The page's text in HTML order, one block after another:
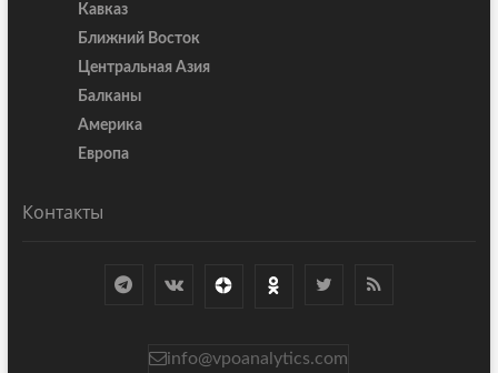
Кавказ
Ближний Восток
Центральная Азия
Балканы
Америка
Европа
Контакты
info@vpoanalytics.com